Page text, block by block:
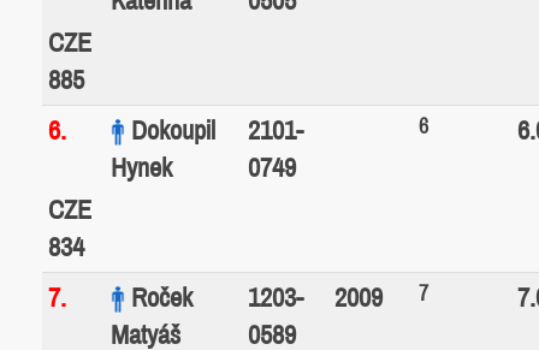
885
6.
834
Dokoupil
Hynek
2101-
0749
6
7.
Roček
Matyáš
1203-
0589
2009 7